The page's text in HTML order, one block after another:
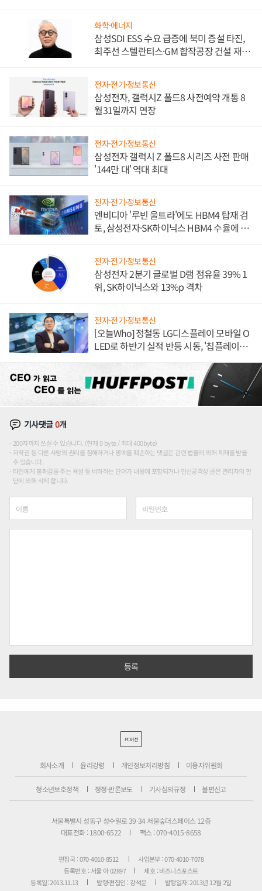
화학·에너지
삼성SDI ESS 수요 급증에 북미 증설 타진,
최주선 스텔란티스·GM 합작공장 건설 재추
전자·전기·정보통신
삼성전자, 갤럭시Z 폴드8 사전예약 개통 8
월31일까지 연장
전자·전기·정보통신
삼성전자 갤럭시 Z 폴드8 시리즈 사전 판매
'144만 대' 역대 최대
전자·전기·정보통신
엔비디아 '루빈 울트라'에도 HBM4 탑재 검
토, 삼성전자·SK하이닉스 HBM4 수율에 주
전자·전기·정보통신
삼성전자 2분기 글로벌 D램 점유율 39% 1
위, SK하이닉스와 13%p 격차
전자·전기·정보통신
[오늘Who] 정철동 LG디스플레이 모바일 O
LED로 하반기 실적 반등 시동, '칩플레이
기사댓글0개
200자까지 쓰실 수 있습니다. (현재 0 byte / 최대 400byte)
저작권 등 다른 사람의 권리를 침해하거나 명예를 훼손하는 댓글은 관련 법률에 의해 제재를 받을
수 있습니다.
타인에게 불쾌감을 주는 욕설 등 비하하는 단어가 내용에 포함되거나 인신공격성 글은 관리자의 판
단에 의해 삭제 합니다.
PC버전
회사소개 윤리강령 개인정보처리방침 이용자위원회
청소년보호정책 정정·반론보도 기사심의규정 불편신고
서울특별시 성동구 성수일로 39-34 서울숲더스페이스 12층
대표전화 : 1800-6522
팩스 : 070-4015-8658
편집국 : 070-4010-8512
사업본부 : 070-4010-7078
등록번호 : 서울 아 02897
제호 : 비즈니스포스트
등록일: 2013.11.13
발행·편집인 : 강석운
발행일자: 2013년 12월 2일